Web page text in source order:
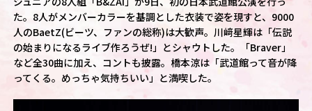
た。8人がメンバーカラーを基調とした衣装で姿を現すと、9000
人のBaetZ(ビーツ、ファンの総称)は大歓声。川﨑星輝は「伝説
の始まりになるライブ作ろうぜ!」とシャウトした。「Braver」
など全30曲に加え、コントも披露。橋本涼は「武道館って音が降
ってくる。めっちゃ気持ちいい」と満喫した。